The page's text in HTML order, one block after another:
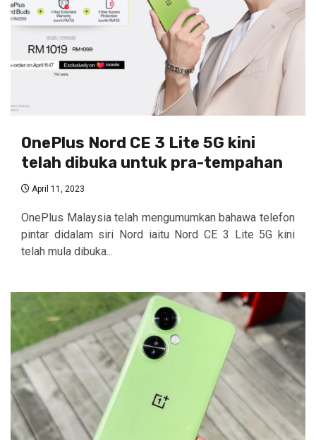
OnePlus Nord CE 3 Lite 5G kini
telah dibuka untuk pra-tempahan
April 11, 2023
OnePlus Malaysia telah mengumumkan bahawa telefon
pintar didalam siri Nord iaitu Nord CE 3 Lite 5G kini
telah mula dibuka...